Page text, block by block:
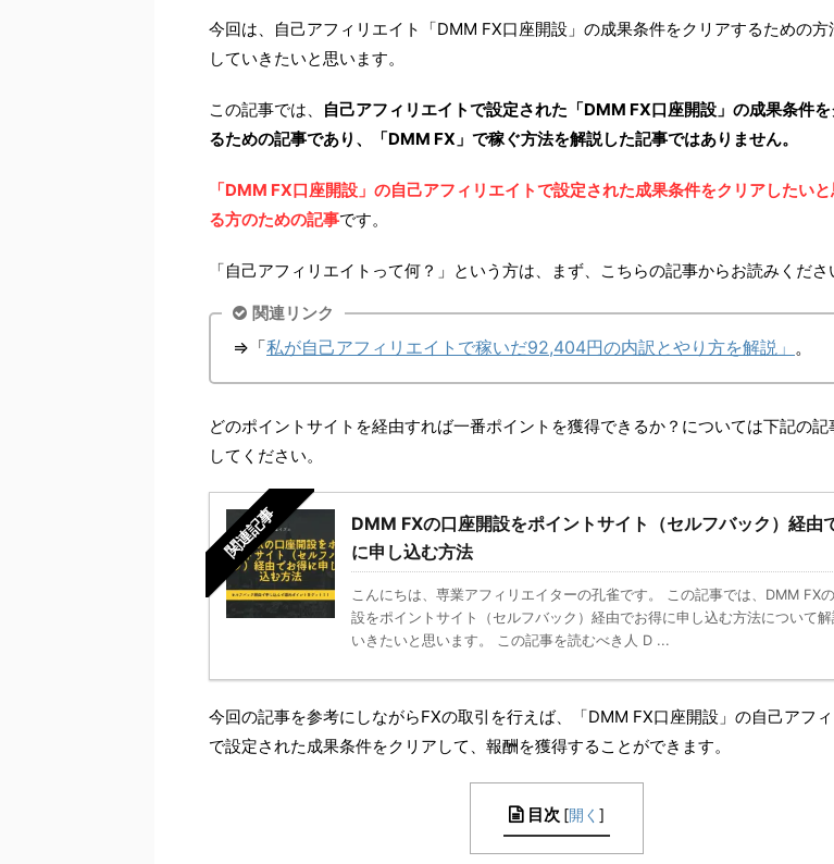
今回は、自己アフィリエイト「DMM FX口座開設」の成果条件をクリアするための方
していきたいと思います。
この記事では、
自己アフィリエイトで設定された「DMM FX口座開設」の成果条件
るための記事であり、「DMM FX」で稼ぐ方法を解説した記事ではありません。
「DMM FX口座開設」の自己アフィリエイトで設定された成果条件をクリアしたい
る方のための記事です。
「自己アフィリエイトって何？」という方は、まず、こちらの記事からお読みくださ
関連リンク
⇒「私が自己アフィリエイトで稼いだ92,404円の内訳とやり方を解説」 。
どのポイントサイトを経由すれば一番ポイントを獲得できるか？については下記の記
してください。
関連記事
DMM FXの口座開設をポイントサイト（セルフバック）経由
に申し込む方法
こんにちは、専業アフィリエイターの孔雀です。 この記事では、DMM FX
設をポイントサイト（セルフバック）経由でお得に申し込む方法について
いきたいと思います。 この記事を読むべき人 D ...
今回の記事を参考にしながらFXの取引を行えば、「DMM FX口座開設」の自己アフ
で設定された成果条件をクリアして、報酬を獲得することができます。
目次 [開く ]